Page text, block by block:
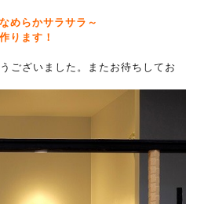
めらかサラサラ～
ります！
ございました。またお待ちしてお